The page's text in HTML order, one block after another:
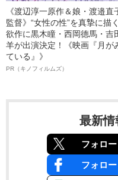
《渡辺淳一原作＆娘・渡邉直
監督》“女性の性”を真摯に描
欲作に黒木瞳・西岡德馬・吉
羊が出演決定！《映画『月が
ている』》
PR（キノフィルムズ）
最新情
フォロー
フォロー